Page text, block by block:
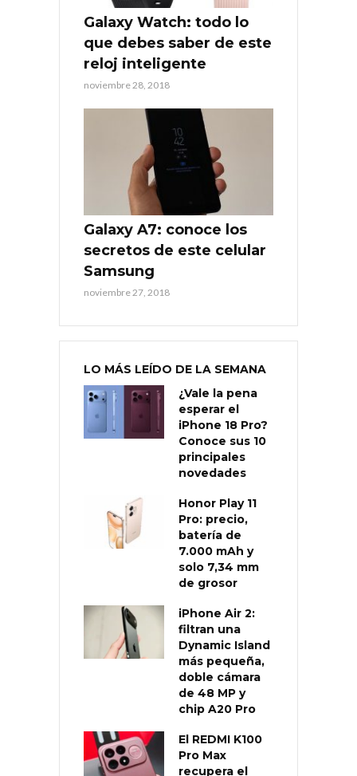
Galaxy Watch: todo lo
que debes saber de este
reloj inteligente
noviembre 28, 2018
Galaxy A7: conoce los
secretos de este celular
Samsung
noviembre 27, 2018
LO MÁS LEÍDO DE LA SEMANA
¿Vale la pena
esperar el
iPhone 18 Pro?
Conoce sus 10
principales
novedades
Honor Play 11
Pro: precio,
batería de
7.000 mAh y
solo 7,34 mm
de grosor
iPhone Air 2:
filtran una
Dynamic Island
más pequeña,
doble cámara
de 48 MP y
chip A20 Pro
El REDMI K100
Pro Max
recupera el